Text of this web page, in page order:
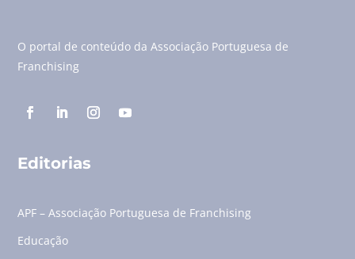
O portal de conteúdo da Associação Portuguesa de
Franchising
Editorias
APF – Associação Portuguesa de Franchising
Educação